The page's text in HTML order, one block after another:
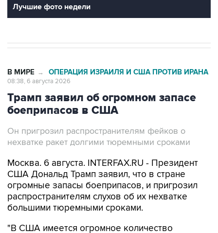
Трамп заявил об огромном запасе
боеприпасов в США
Он пригрозил распространителям фейков о
Москва. 6 августа. INTERFAX.RU - Президент
огромные запасы боеприпасов, и пригрозил
распространителям слухов об их нехватке
большими тюремными сроками.
"В США имеется огромное количество
написал он в Truth Social.